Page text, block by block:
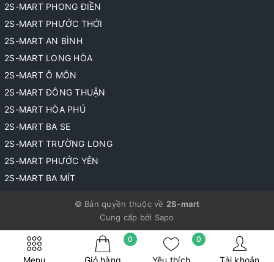
Menu Giỏ hàng
0
Yêu thích
0
Tài khoản
2S-MART PHONG ĐIỀN
2S-MART PHƯỚC THỚI
2S-MART AN BÌNH
2S-MART LONG HÒA
2S-MART Ô MÔN
2S-MART ĐÔNG THUẬN
2S-MART HÒA PHÚ
2S-MART BA SE
2S-MART TRƯỜNG LONG
2S-MART PHƯỚC YÊN
2S-MART BA MÍT
© Bản quyền thuộc về 2S-mart
Cung cấp bởi Sapo